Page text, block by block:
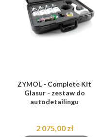
ZYMÖL - Complete Kit
Glasur - zestaw do
autodetailingu
2 075,00 zł